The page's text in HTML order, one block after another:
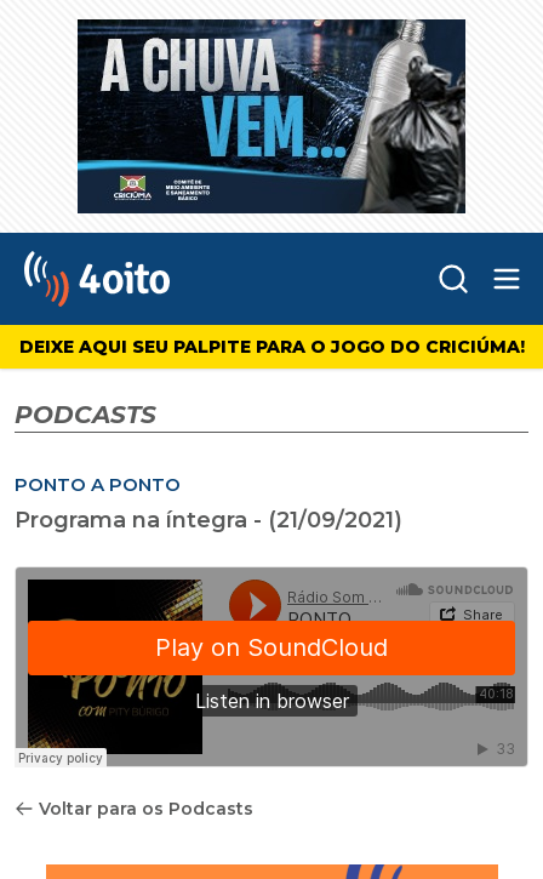
4oito
DEIXE AQUI SEU PALPITE PARA O JOGO DO CRICIÚMA!
PODCASTS
PONTO A PONTO
Programa na íntegra - (21/09/2021)
Voltar para os Podcasts